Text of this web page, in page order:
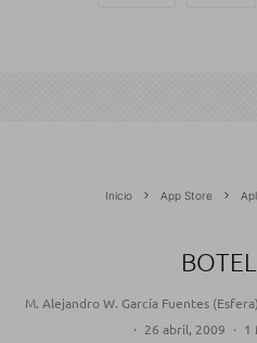
Inicio App Store
M. Alejandro W. García Fuentes (Esfera)
· 26 abril, 2009 · 1